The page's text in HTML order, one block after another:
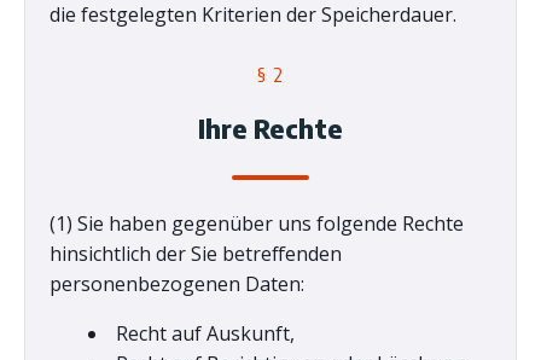
die festgelegten Kriterien der Speicherdauer.
§ 2
Ihre Rechte
(1) Sie haben gegenüber uns folgende Rechte
hinsichtlich der Sie betreffenden
personenbezogenen Daten:
Recht auf Auskunft,